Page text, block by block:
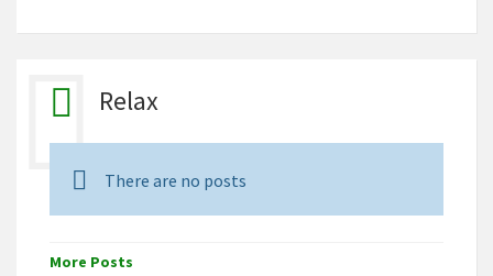
Relax
There are no posts
More Posts